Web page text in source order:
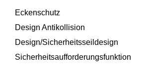
Eckenschutz
Design Antikollision
Design/Sicherheitsseildesign
Sicherheitsaufforderungsfunktion